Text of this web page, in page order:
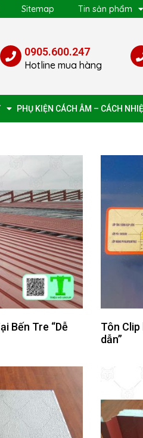
Sitemap Tin sản phẩm
0905.600.247
Hotline mua hàng
PHỤ KIỆN CÁCH ÂM – CÁCH
Bến Tre “Dễ
Tôn Clip
dẫn”